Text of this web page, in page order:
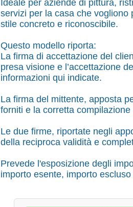
Ideale per aziende di pittura,
servizi per la casa che
stile concreto e riconoscibile.
Questo modello riporta:
La firma di accettazione del
presa visione e l’accettazione
informazioni qui indicate.
La firma del mittente, apposta
forniti e la corretta compilazione
Le due firme, riportate negli
della reciproca validità e
Prevede l'esposizione degli
importo esente, importo